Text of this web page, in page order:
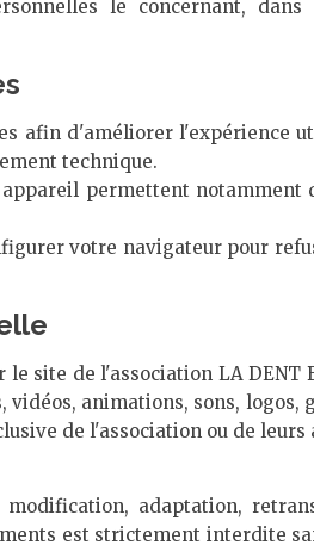
le concernant,
afin d'améliorer l'expérience
technique.
permettent
votre navigateur pour
le site de l'association LA DENT
vidéos, animations, sons, logos,
de l'association ou de
adaptation,
est strictement interdite